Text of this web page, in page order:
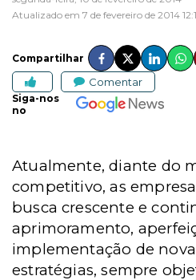
Atualizado em 7 de fevereiro de 2014
Compartilhar
Comentar
Siga-nos
no
Atualmente, diante do
competitivo, as
busca crescente e
aprimoramento,
implementação de
estratégias, sempre